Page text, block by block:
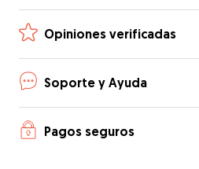
Opiniones verificadas
Soporte y Ayuda
Pagos seguros